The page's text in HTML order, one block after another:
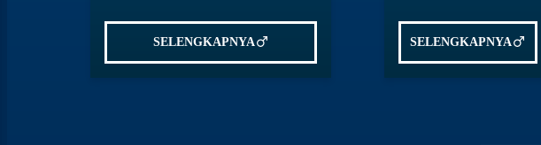
SELENGKAPNYA SELENGKAPNYA